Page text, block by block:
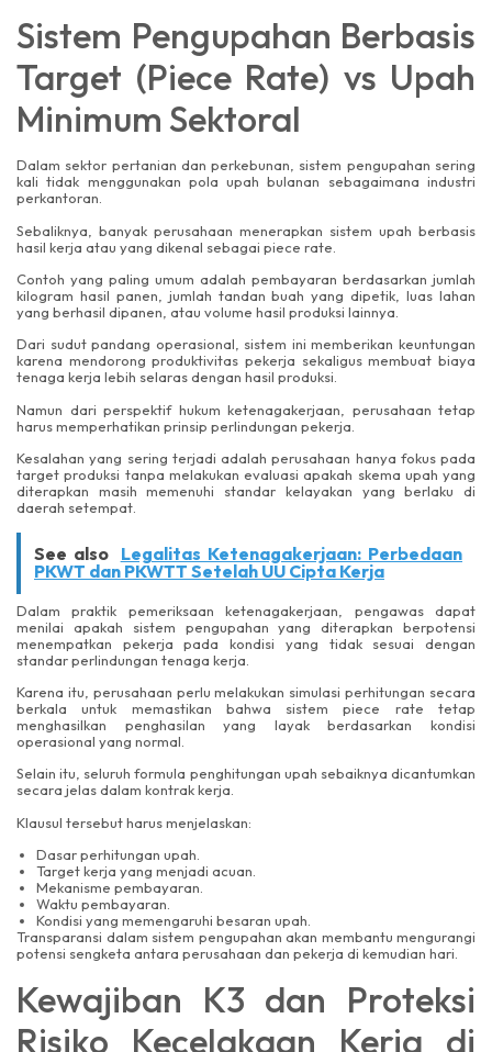
Sistem Pengupahan Berbasis
Target (Piece Rate) vs Upah
Minimum Sektoral
Dalam sektor pertanian dan perkebunan, sistem pengupahan sering
kali tidak menggunakan pola upah bulanan sebagaimana industri
perkantoran.
Sebaliknya, banyak perusahaan menerapkan sistem upah berbasis
hasil kerja atau yang dikenal sebagai piece rate.
Contoh yang paling umum adalah pembayaran berdasarkan jumlah
kilogram hasil panen, jumlah tandan buah yang dipetik, luas lahan
yang berhasil dipanen, atau volume hasil produksi lainnya.
Dari sudut pandang operasional, sistem ini memberikan keuntungan
karena mendorong produktivitas pekerja sekaligus membuat biaya
tenaga kerja lebih selaras dengan hasil produksi.
Namun dari perspektif hukum ketenagakerjaan, perusahaan tetap
harus memperhatikan prinsip perlindungan pekerja.
Kesalahan yang sering terjadi adalah perusahaan hanya fokus pada
target produksi tanpa melakukan evaluasi apakah skema upah yang
diterapkan masih memenuhi standar kelayakan yang berlaku di
daerah setempat.
See also Legalitas Ketenagakerjaan: Perbedaan
PKWT dan PKWTT Setelah UU Cipta Kerja
Dalam praktik pemeriksaan ketenagakerjaan, pengawas dapat
menilai apakah sistem pengupahan yang diterapkan berpotensi
menempatkan pekerja pada kondisi yang tidak sesuai dengan
standar perlindungan tenaga kerja.
Karena itu, perusahaan perlu melakukan simulasi perhitungan secara
berkala untuk memastikan bahwa sistem piece rate tetap
menghasilkan penghasilan yang layak berdasarkan kondisi
operasional yang normal.
Selain itu, seluruh formula penghitungan upah sebaiknya dicantumkan
secara jelas dalam kontrak kerja.
Klausul tersebut harus menjelaskan:
Dasar perhitungan upah.
Target kerja yang menjadi acuan.
Mekanisme pembayaran.
Waktu pembayaran.
Kondisi yang memengaruhi besaran upah.
Transparansi dalam sistem pengupahan akan membantu mengurangi
potensi sengketa antara perusahaan dan pekerja di kemudian hari.
Kewajiban K3 dan Proteksi
Risiko Kecelakaan Kerja di